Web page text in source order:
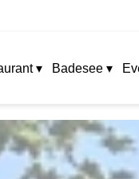
▾ Badesee ▾